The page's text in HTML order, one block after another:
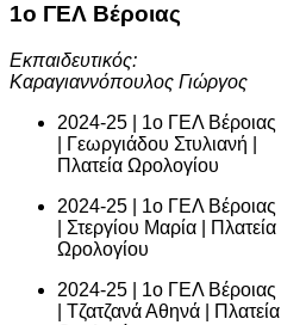
1ο ΓΕΛ Βέροιας
Εκπαιδευτικός:
Καραγιαννόπουλος Γιώργος
2024-25 | 1ο ΓΕΛ Βέροιας
| Γεωργιάδου Στυλιανή |
Πλατεία Ωρολογίου
2024-25 | 1ο ΓΕΛ Βέροιας
| Στεργίου Μαρία | Πλατεία
Ωρολογίου
2024-25 | 1ο ΓΕΛ Βέροιας
| Τζατζανά Αθηνά | Πλατεία